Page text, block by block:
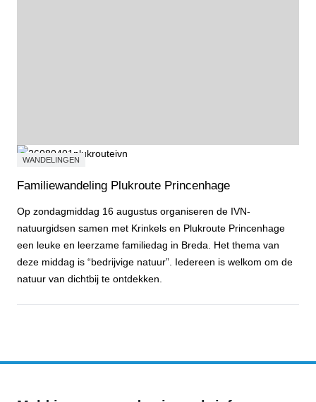
WANDELINGEN
Familiewandeling Plukroute Princenhage
Op zondagmiddag 16 augustus organiseren de IVN-
natuurgidsen samen met Krinkels en Plukroute Princenhage
een leuke en leerzame familiedag in Breda. Het thema van
deze middag is “bedrijvige natuur”. Iedereen is welkom om de
natuur van dichtbij te ontdekken.